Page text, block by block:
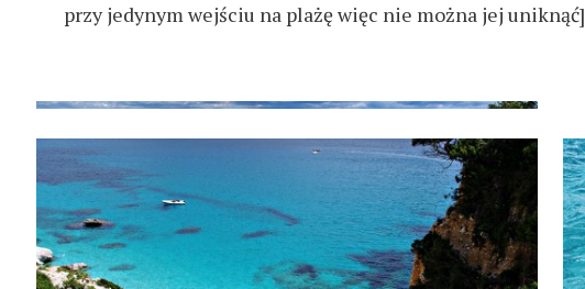
przy jedynym wejściu na plażę więc nie można jej uniknąć]